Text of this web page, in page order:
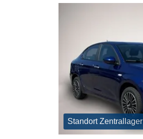
Standort Zentrallager